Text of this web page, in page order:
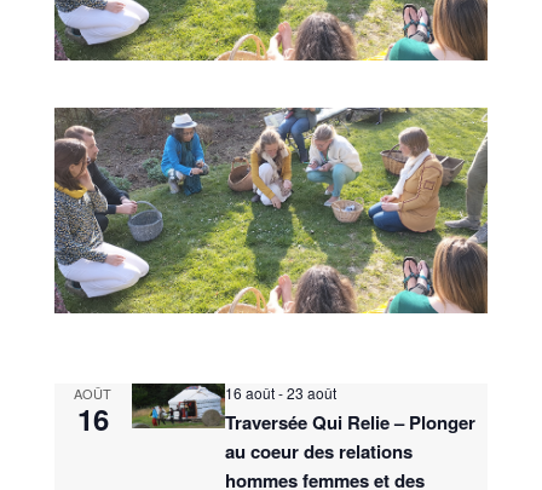
AOÛT
16
16 août-23 août
Traversée Qui Relie – Plonger
au coeur des relations
hommes femmes et des